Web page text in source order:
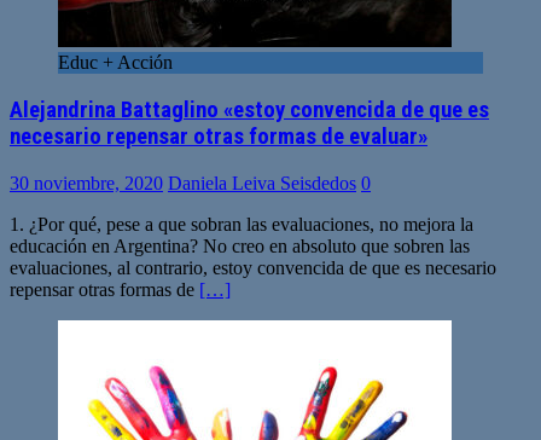
Educ + Acción
Alejandrina Battaglino «estoy convencida de que es
necesario repensar otras formas de evaluar»
30 noviembre, 2020 Daniela Leiva Seisdedos 0
1. ¿Por qué, pese a que sobran las evaluaciones, no mejora la
educación en Argentina? No creo en absoluto que sobren las
evaluaciones, al contrario, estoy convencida de que es necesario
repensar otras formas de […]